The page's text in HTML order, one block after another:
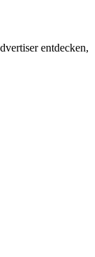
entdecken,